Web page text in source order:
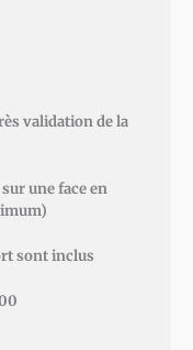
validation de la
une face en
sont inclus